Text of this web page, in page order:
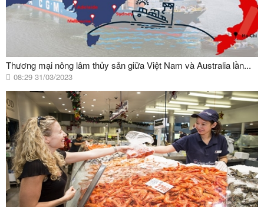
Thương mại nông lâm thủy sản giữa Việt Nam và Australia lần...
08:29 31/03/2023